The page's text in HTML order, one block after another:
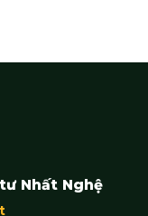
Nhất Nghệ